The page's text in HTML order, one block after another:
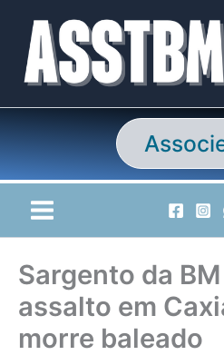
conteúdo
Sargento da
assalto em
morre baleado